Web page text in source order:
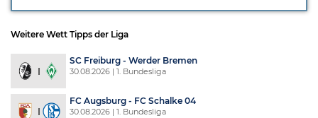
Weitere Wett Tipps der Liga
SC Freiburg - Werder Bremen
30.08.2026 | 1. Bundesliga
FC Augsburg - FC Schalke 04
30.08.2026 | 1. Bundesliga